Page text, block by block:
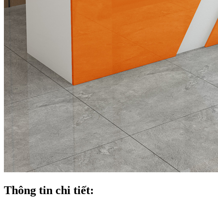
Thông tin chi tiết: